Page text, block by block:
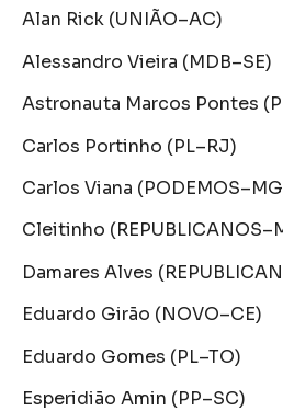
Alan Rick (UNIÃO–AC)
Alessandro Vieira (MDB–SE)
Astronauta Marcos Pontes
Carlos Portinho (PL–RJ)
Carlos Viana
Cleitinho
Damares Alves
Eduardo Girão (NOVO–CE)
Eduardo Gomes (PL–TO)
Esperidião Amin (PP–SC)